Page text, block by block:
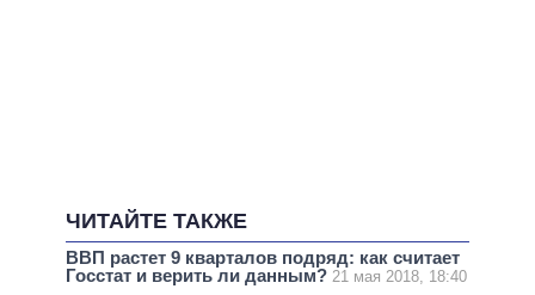
ЧИТАЙТЕ ТАКЖЕ
ВВП растет 9 кварталов подряд: как считает
Госстат и верить ли данным? 21 мая 2018, 18:40